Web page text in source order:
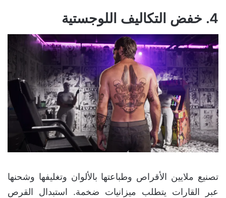
4. خفض التكاليف اللوجستية
تصنيع ملايين الأقراص وطباعتها بالألوان وتغليفها وشحنها
عبر القارات يتطلب ميزانيات ضخمة. استبدال القرص